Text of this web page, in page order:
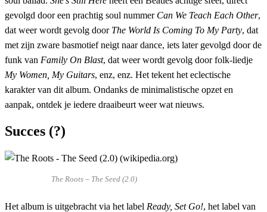
gevolgd door een prachtig soul nummer Can We Teach Each Other,
dat weer wordt gevolg door The World Is Coming To My Party, dat
met zijn zware basmotief neigt naar dance, iets later gevolgd door de
funk van Family On Blast, dat weer wordt gevolg door folk-liedje
My Women, My Guitars, enz, enz. Het tekent het eclectische
karakter van dit album. Ondanks de minimalistische opzet en
aanpak, ontdek je iedere draaibeurt weer wat nieuws.
Succes (?)
The Roots – The Seed (2.0)
Het album is uitgebracht via het label Ready, Set Go!, het label van